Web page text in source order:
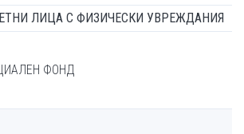
ЛИЦА С ФИЗИЧЕСКИ УВРЕЖДАНИЯ
ФОНД